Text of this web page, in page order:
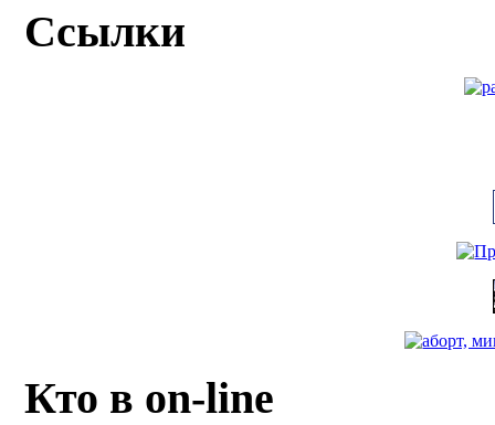
Ссылки
Кто в on-line